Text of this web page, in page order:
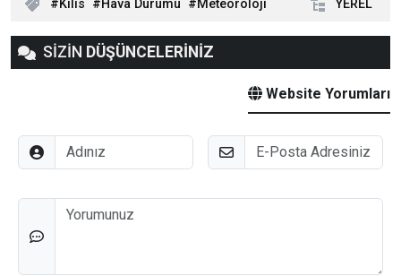
Kilis Hava Durumu Meteoroloji YEREL
SİZİN DÜŞÜNCELERİNİZ
Website Yorumları
Adınız E-Posta
Düşünceleriniz